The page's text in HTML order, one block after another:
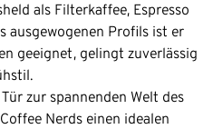
als Filterkaffee, Espresso
ausgewogenen Profils ist er
geeignet, gelingt zuverlässig
zur spannenden Welt des
Nerds einen idealen